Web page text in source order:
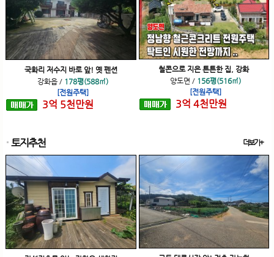
국화리 저수지 바로 앞! 옛 펜션
강화읍/ 178평(588㎡)
[전원주택]
3억 5천만원
철콘으로 지은 튼튼한 집, 강화
양도면 / 156평(516㎡)
[전원주택]
3억 4천만원
토지추천 더보기+